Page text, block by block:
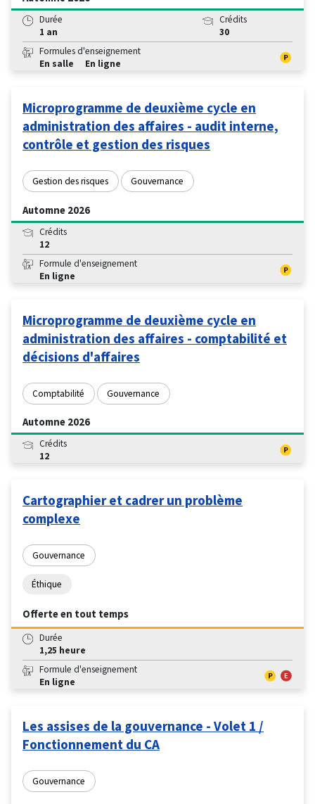
Durée
1 an
Crédits
30
Formules d'enseignement
En salle
En ligne
Microprogramme de deuxième cycle en
administration des affaires - audit interne,
contrôle et gestion des risques
Gestion des risques Gouvernance
Automne 2026
Crédits
12
Formule d'enseignement
En ligne
Microprogramme de deuxième cycle en
administration des affaires - comptabilité et
décisions d'affaires
Comptabilité Gouvernance
Automne 2026
Crédits
12
Cartographier et cadrer un problème
complexe
Gouvernance
Éthique
Offerte en tout temps
Durée
1,25 heure
Formule d'enseignement
En ligne
Les assises de la gouvernance - Volet 1 /
Fonctionnement du CA
Gouvernance